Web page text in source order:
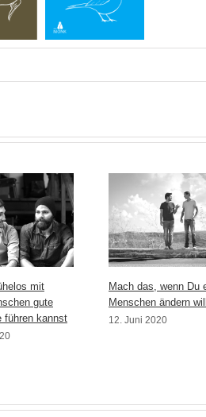
mit
gute
führen kannst
Mach das, wenn Du
Menschen ändern
12. Juni 2020